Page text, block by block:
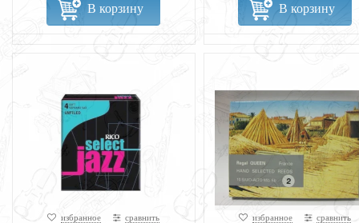
В корзину В корзину
избранное сравнить избранное сравнить